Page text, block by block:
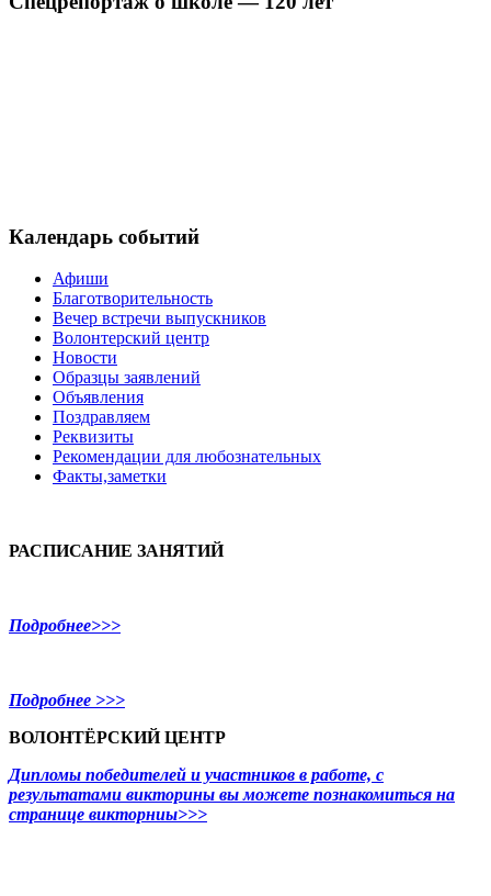
Календарь событий
Афиши
Благотворительность
Вечер встречи выпускников
Волонтерский центр
Новости
Образцы заявлений
Объявления
Поздравляем
Реквизиты
Рекомендации для любознательных
Факты,заметки
РАСПИСАНИЕ ЗАНЯТИЙ
Подробнее>>>
Подробнее >>>
ВОЛОНТЁРСКИЙ ЦЕНТР
Дипломы победителей и участников в работе, с
результатами викторины вы можете познакомиться на
странице викторниы>>>